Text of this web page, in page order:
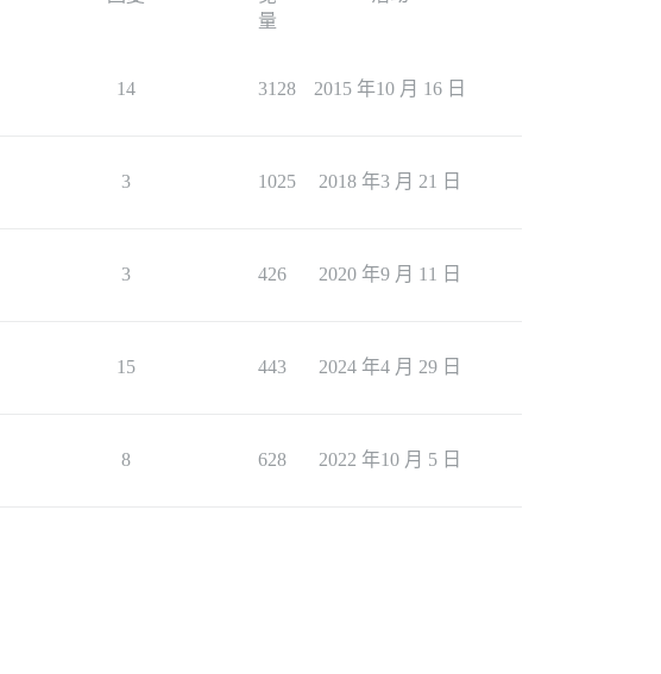
量
14 3128 2015 年10 月 16 日
3 1025 2018 年3 月 21 日
3 426 2020 年9 月 11 日
15 443 2024 年4 月 29 日
8 628 2022 年10 月 5 日